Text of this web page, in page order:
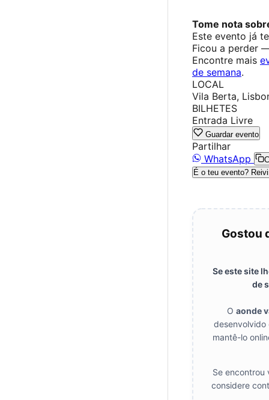
Tome nota
Este evento já
Ficou a perder
Encontre mais
de semana.
LOCAL
Vila Berta,
BILHETES
Entrada Livre
Guardar evento
Partilhar
WhatsApp
É o teu evento?
Gostou
Se este site
de
O aonde
desenvolvido
mantê-lo
Se encontrou
considere